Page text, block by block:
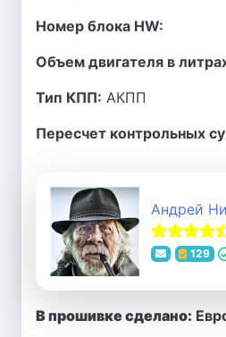
Номер блока HW:
Объем двигателя в
Тип КПП: АКПП
Пересчет контрольных
Андрей
129
В прошивке сделано: